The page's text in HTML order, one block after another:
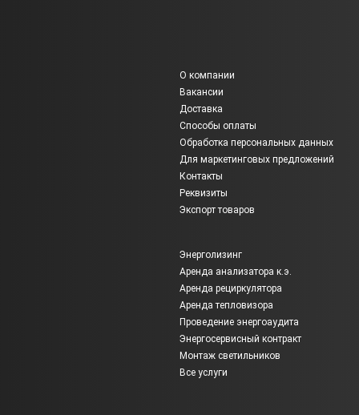
О компании
Вакансии
Доставка
Способы оплаты
Обработка персональных данных
Для маркетинговых предложений
Контакты
Реквизиты
Экспорт товаров
Энерголизинг
Аренда анализатора к.э.
Аренда рециркулятора
Аренда тепловизора
Проведение энергоаудита
Энергосервисный контракт
Монтаж светильников
Все услуги